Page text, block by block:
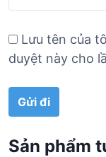
Lưu tên của
duyệt này cho
Sản phẩm